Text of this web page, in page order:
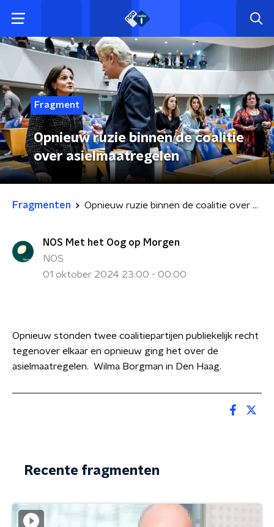
Fragment
Opnieuw ruzie binnen de coalitie
over asielmaatregelen
Fragmenten Opnieuw ruzie binnen de coalitie over asielmaatregelen
NOS Met het Oog op Morgen
NOS
01 oktober 2024 23:00 - 00:00
Opnieuw stonden twee coalitiepartijen publiekelijk recht
tegenover elkaar en opnieuw ging het over de
asielmaatregelen. Wilma Borgman in Den Haag.
Recente fragmenten